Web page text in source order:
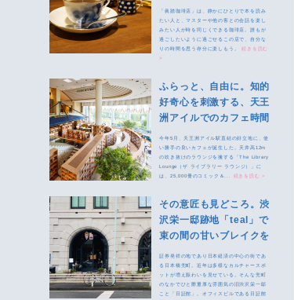
店」
「眞踏珈琲店」は、静かにひとりで本を読み
たい人と、マスターや他の客との会話を楽し
みたい人が時を同じくできる珈琲店。誰もが
過ごしたいように過ごせるこの店で、自分な
りの時間を思う存分に楽しもう。
続きを読む
>
ふらっと、自由に。知的
好奇心を刺激する、天王
洲アイルでのカフェ時間
今年5月、天王洲アイル駅直結の好立地に、使
い勝手の良いカフェが誕生した。天井高12m
の吹き抜けのラウンジを擁する「The Library
Lounge（ザ ライブラリー ラウンジ）」に
は、25,000冊のコミック＆...
続きを読む >
その意匠も見どころ。渋
沢栄一邸跡地「teal」で
束の間の甘いブレイクを
証券発祥の地であり日本経済の中心の街であ
る日本橋兜町。近年は多様なカルチャースポ
ットが増え賑わいを見せている。そんな兜町
のなかでひと際重厚な雰囲気の旧渋沢栄一邸
こと「日証館」。オフィスビルである日証館